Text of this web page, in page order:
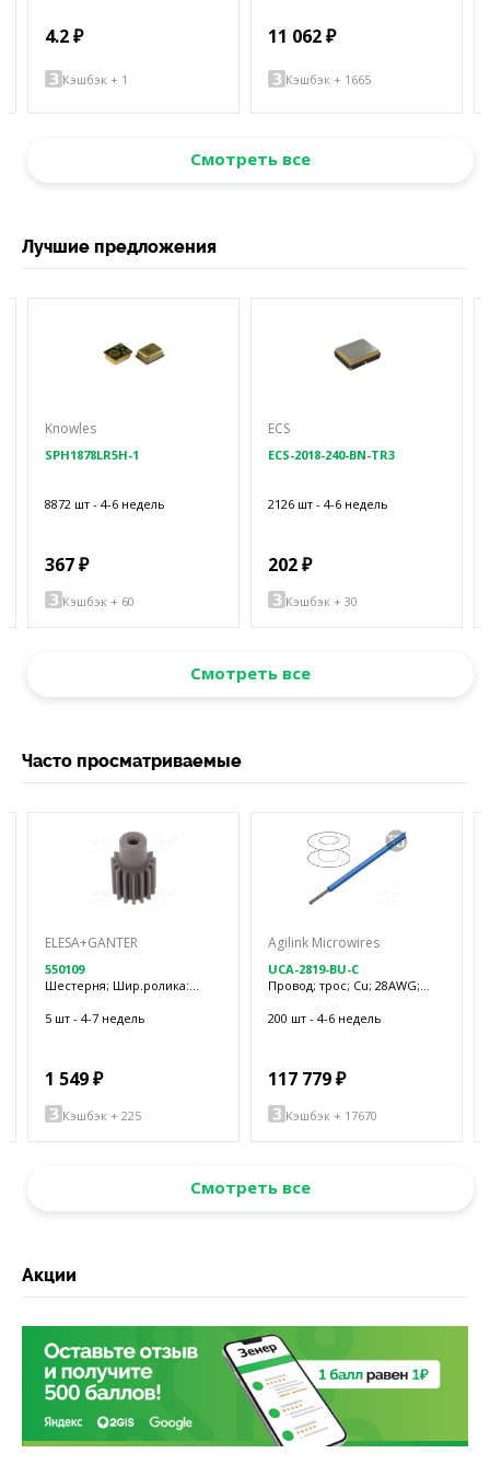
4.2 ₽
Кэшбэк + 1
11 062 ₽
Кэшбэк + 1665
Смотреть все
Лучшие предложения
Knowles
SPH1878LR5H-1
8872 шт - 4-6 недель
367 ₽
Кэшбэк + 60
ECS
ECS-2018-240-BN-TR3
2126 шт - 4-6 недель
202 ₽
Кэшбэк + 30
Смотреть все
Часто просматриваемые
ELESA+GANTER
550109
Шестерня; Шир.ролика:
зубьев: 15; ZCL
5 шт - 4-7 недель
1 549 ₽
Кэшбэк + 225
Agilink Microwires
UCA-2819-BU-C
Провод; трос; Cu; 28AWG;
1000фут
200 шт - 4-6 недель
117 779 ₽
Кэшбэк + 17670
Смотреть все
Акции